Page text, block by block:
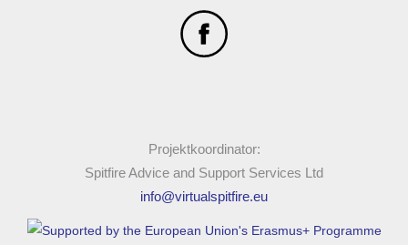
ser om det finns några som fortfarande arbetar där som du
Projektkoordinator:
Spitfire Advice and Support Services Ltd
info@virtualspitfire.eu